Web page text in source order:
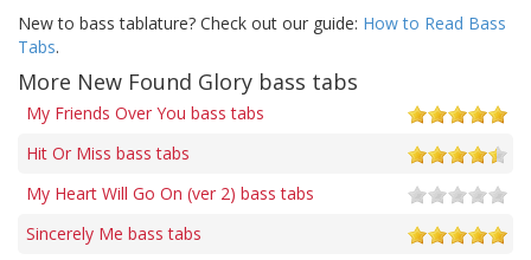
New to bass tablature? Check out our guide: How to Read Bass
Tabs.
More New Found Glory bass tabs
My Friends Over You bass tabs
Hit Or Miss bass tabs
My Heart Will Go On (ver 2) bass tabs
Sincerely Me bass tabs